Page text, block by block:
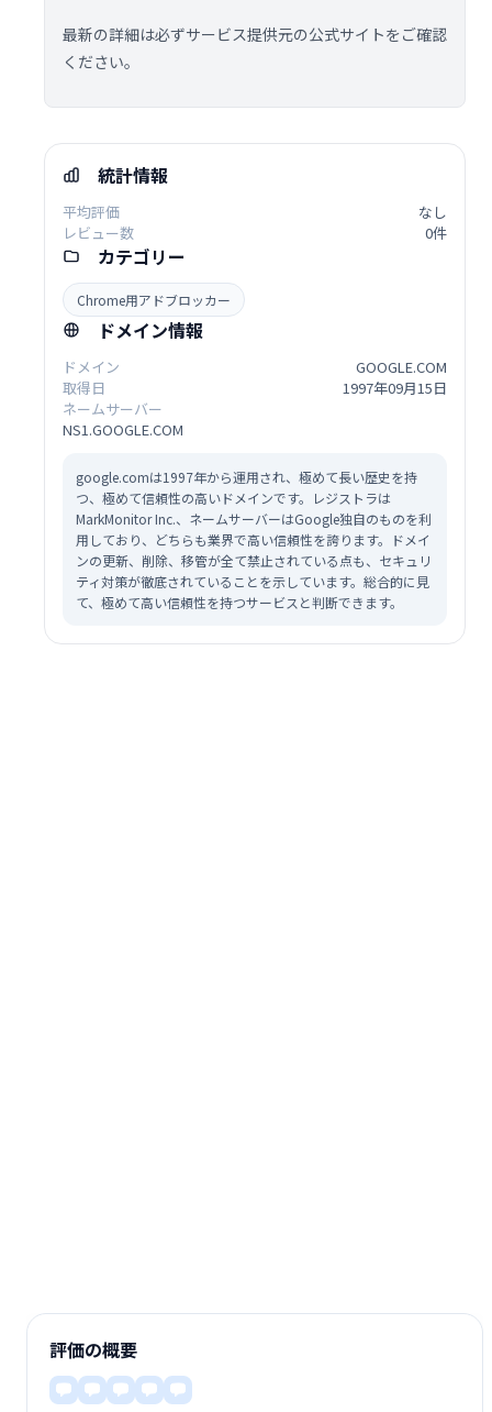
最新の詳細は必ずサービス提供元の公式サイトをご確認
ください。
統計情報
平均評価
なし
レビュー数
0件
カテゴリー
Chrome用アドブロッカー
ドメイン情報
ドメイン
GOOGLE.COM
取得日
1997年09月15日
ネームサーバー
NS1.GOOGLE.COM
google.comは1997年から運用され、極めて長い歴史を持
つ、極めて信頼性の高いドメインです。レジストラは
MarkMonitor Inc.、ネームサーバーはGoogle独自のものを利
用しており、どちらも業界で高い信頼性を誇ります。ドメイ
ンの更新、削除、移管が全て禁止されている点も、セキュリ
ティ対策が徹底されていることを示しています。総合的に見
て、極めて高い信頼性を持つサービスと判断できます。
評価の概要